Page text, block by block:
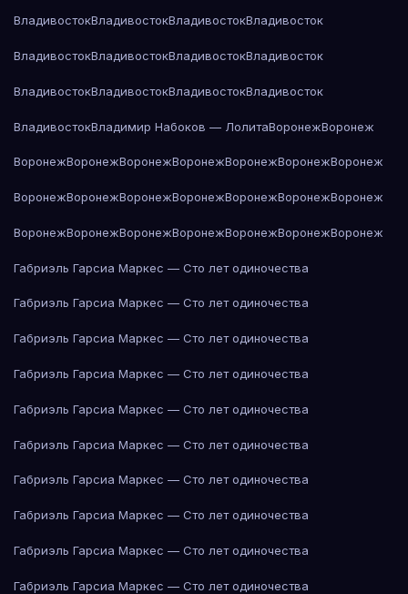
ВладивостокВладивостокВладивостокВладивосток
ВладивостокВладивостокВладивостокВладивосток
ВладивостокВладивостокВладивостокВладивосток
ВладивостокВладимир Набоков — ЛолитаВоронежВоронеж
ВоронежВоронежВоронежВоронежВоронежВоронежВоронеж
ВоронежВоронежВоронежВоронежВоронежВоронежВоронеж
ВоронежВоронежВоронежВоронежВоронежВоронежВоронеж
Габриэль Гарсиа Маркес — Сто лет одиночества
Габриэль Гарсиа Маркес — Сто лет одиночества
Габриэль Гарсиа Маркес — Сто лет одиночества
Габриэль Гарсиа Маркес — Сто лет одиночества
Габриэль Гарсиа Маркес — Сто лет одиночества
Габриэль Гарсиа Маркес — Сто лет одиночества
Габриэль Гарсиа Маркес — Сто лет одиночества
Габриэль Гарсиа Маркес — Сто лет одиночества
Габриэль Гарсиа Маркес — Сто лет одиночества
Габриэль Гарсиа Маркес — Сто лет одиночества